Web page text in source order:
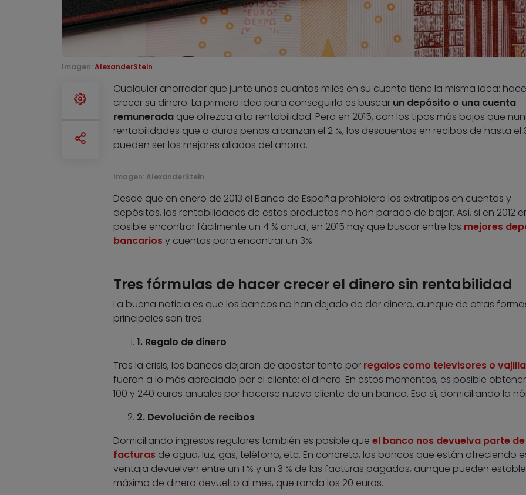
Imagen: AlexanderStein
Cualquier ahorrador que junte unos cuantos miles en su cuenta tiene la misma idea:
crecer su dinero. La primera idea para conseguirlo es buscar un depósito o una cuenta
remuneradaque ofrezca alta rentabilidad. Pero en 2015, con los tipos más bajos que
rentabilidades que a duras penas alcanzan el 2 %, los descuentos en recibos de hasta el
pueden ser los mejores aliados del ahorro.
Imagen: AlexanderStein
Desde que en enero de 2013 el Banco de España prohibiera los extratipos en cuentas y
depósitos, las rentabilidades de estos productos no han parado de bajar. Así, si en 2012
posible encontrar fácilmente un 4 % anual, en 2015 hay que buscar entre los mejores
bancariosy cuentas para encontrar un 3%.
Tres fórmulas de hacer crecer el dinero sin rentabilidad
La buena noticia es que los bancos no han dejado de dar dinero, aunque de otras
principales son tres:
1. Regalo de dinero
Tras la crisis, los bancos dejaron de apostar tanto por regalos como televisores o
fueron a lo más apreciado por el cliente: el dinero. En estos momentos, es posible
100 y 240 euros anuales por hacerse nuevo cliente de un banco. Eso sí, domiciliando la
2. Devolución de recibos
Domiciliando ingresos regulares también es posible que el banco nos devuelva parte
facturasde agua, luz, gas, teléfono, etc. En concreto, los bancos que están ofreciendo
ventaja devuelven entre un 1 % y un 3 % de las facturas pagadas, aunque pueden
máximo de dinero devuelto al mes, que ronda los 20 euros.